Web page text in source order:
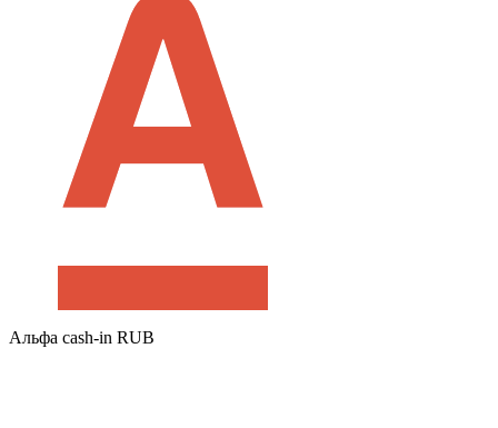
Альфа cash-in RUB